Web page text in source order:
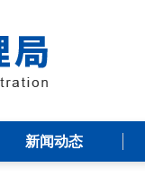
新闻动态